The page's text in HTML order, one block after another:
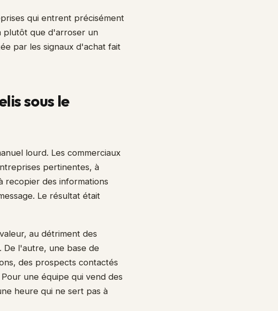
qui entrent précisément
plutôt que d'arroser un
par les signaux d'achat fait
sous le
lourd. Les commerciaux
pertinentes, à
recopier des informations
Le résultat était
au détriment des
De l'autre, une base de
des prospects contactés
une équipe qui vend des
heure qui ne sert pas à